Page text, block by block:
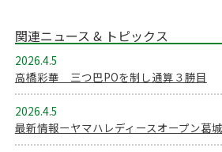
関連ニュース & トピックス
2026.4.5
高橋彩華 三つ巴POを制し通算３勝目
2026.4.5
最新情報ーヤマハレディースオープン葛